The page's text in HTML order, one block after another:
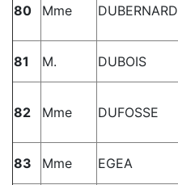
80 Mme DUBERNARD
81
M. DUBOIS
82 Mme DUFOSSE
83
Mme EGEA